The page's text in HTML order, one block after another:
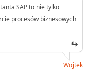
SAP to nie tylko
procesów biznesowych
Wojtek